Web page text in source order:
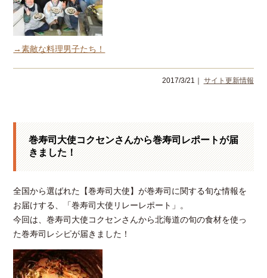
→素敵な料理男子たち！
2017/3/21｜ サイト更新情報
巻寿司大使コクセンさんから巻寿司レポートが届
きました！
全国から選ばれた【巻寿司大使】が巻寿司に関する旬な情報を
お届けする、「巻寿司大使リレーレポート」。
今回は、巻寿司大使コクセンさんから北海道の旬の食材を使っ
た巻寿司レシピが届きました！